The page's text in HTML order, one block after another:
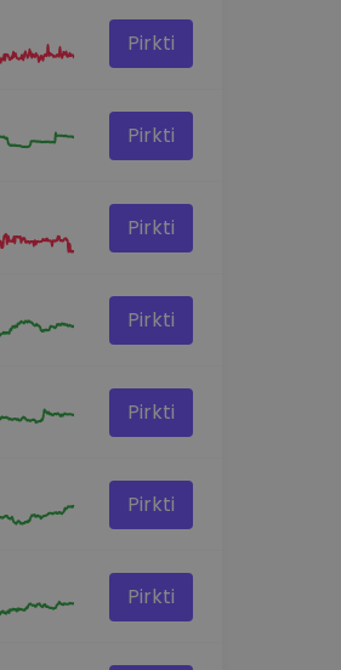
Pirkti
Pirkti
Pirkti
Pirkti
Pirkti
Pirkti
Pirkti